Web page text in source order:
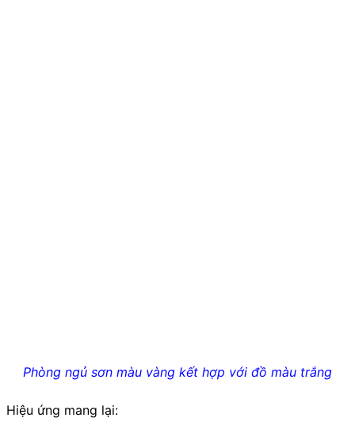
Phòng ngủ sơn màu vàng kết hợp với đồ màu trắng
Hiệu ứng mang lại: